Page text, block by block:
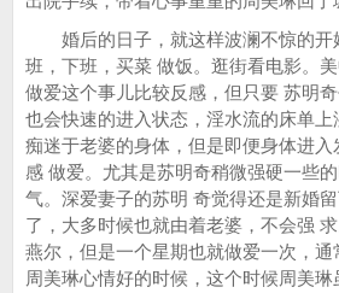
婚后的日子，就这样波澜不惊的开
班，下班，买菜 做饭。逛街看电影。
做爱这个事儿比较反感，但只要 苏明
也会快速的进入状态，淫水流的床单
痴迷于老婆的身体，但是即便身体进入
感 做爱。尤其是苏明奇稍微强硬一些
气。深爱妻子的苏明 奇觉得还是新婚
了，大多时候也就由着老婆，不会强
燕尔，但是一个星期也就做爱一次，
周美琳心情好的时候，这个时候周美